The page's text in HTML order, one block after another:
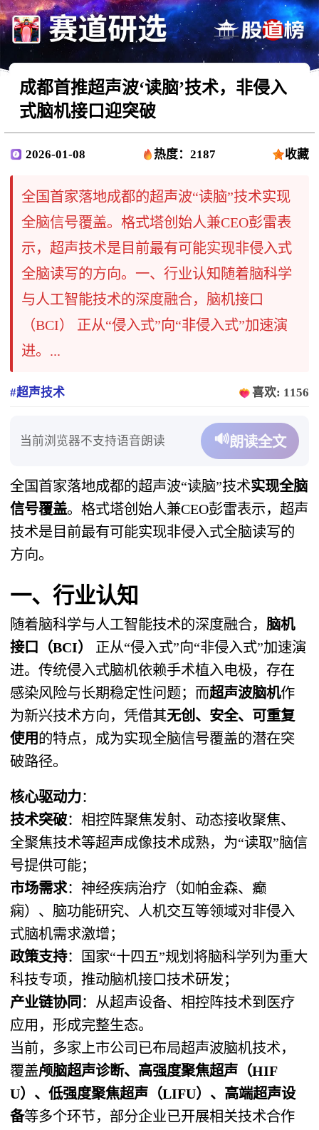
成都首推超声波‘读脑’技术，非侵入
式脑机接口迎突破
2026-01-08 热度：2187 收藏
全国首家落地成都的超声波“读脑”技术实现
全脑信号覆盖。格式塔创始人兼CEO彭雷表
示，超声技术是目前最有可能实现非侵入式
全脑读写的方向。一、行业认知随着脑科学
与人工智能技术的深度融合，脑机接口
（BCI） 正从“侵入式”向“非侵入式”加速演
进。...
#超声技术 喜欢: 1156
当前浏览器不支持语音朗读 🔊朗读全文
全国首家落地成都的超声波“读脑”技术实现全脑
信号覆盖。格式塔创始人兼CEO彭雷表示，超声
技术是目前最有可能实现非侵入式全脑读写的
方向。
一、行业认知
随着脑科学与人工智能技术的深度融合， 脑机
接口（BCI）
正从“侵入式”向“非侵入式”加速演
进。传统侵入式脑机依赖手术植入电极，存在
感染风险与长期稳定性问题；而超声波脑机作
为新兴技术方向，凭借其无创、安全、可重复
使用的特点，成为实现全脑信号覆盖的潜在突
破路径。
核心驱动力：
技术突破：相控阵聚焦发射、动态接收聚焦、
全聚焦技术等超声成像技术成熟，为“读取”脑信
号提供可能；
市场需求：神经疾病治疗（如帕金森、癫
痫）、脑功能研究、人机交互等领域对非侵入
式脑机需求激增；
政策支持：国家“十四五”规划将脑科学列为重大
科技专项，推动脑机接口技术研发；
产业链协同 ：从超声设备、相控阵技术到医疗
应用，形成完整生态。
当前，多家上市公司已布局超声波脑机技术，
覆盖颅脑超声诊断、高强度聚焦超声（HIF
U）、低强度聚焦超声（LIFU）、高端超声设
备等多个环节，部分企业已开展相关技术合作